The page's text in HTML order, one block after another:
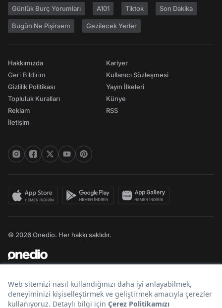
Günlük Burç Yorumları A101 Tiktok Son Dakika
Bugün Ne Pişirsem Gezilecek Yerler
Hakkımızda
Geri Bildirim
Gizlilik Politikası
Topluluk Kuralları
Reklam
İletişim
Kariyer
Kullanıcı Sözleşmesi
Yayın İlkeleri
Künye
RSS
© 2026 Onedio. Her hakkı saklıdır.
Bir markasıdır.